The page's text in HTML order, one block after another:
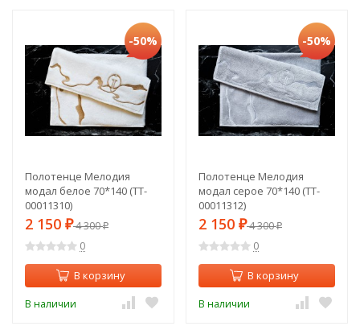
-50%
Полотенце Мелодия
модал белое 70*140 (TT-
00011310)
2 150 ₽4 300₽
0
В корзину
В наличии
-50%
Полотенце Мелодия
модал серое 70*140 (TT-
00011312)
2 150 ₽4 300₽
0
В корзину
В наличии